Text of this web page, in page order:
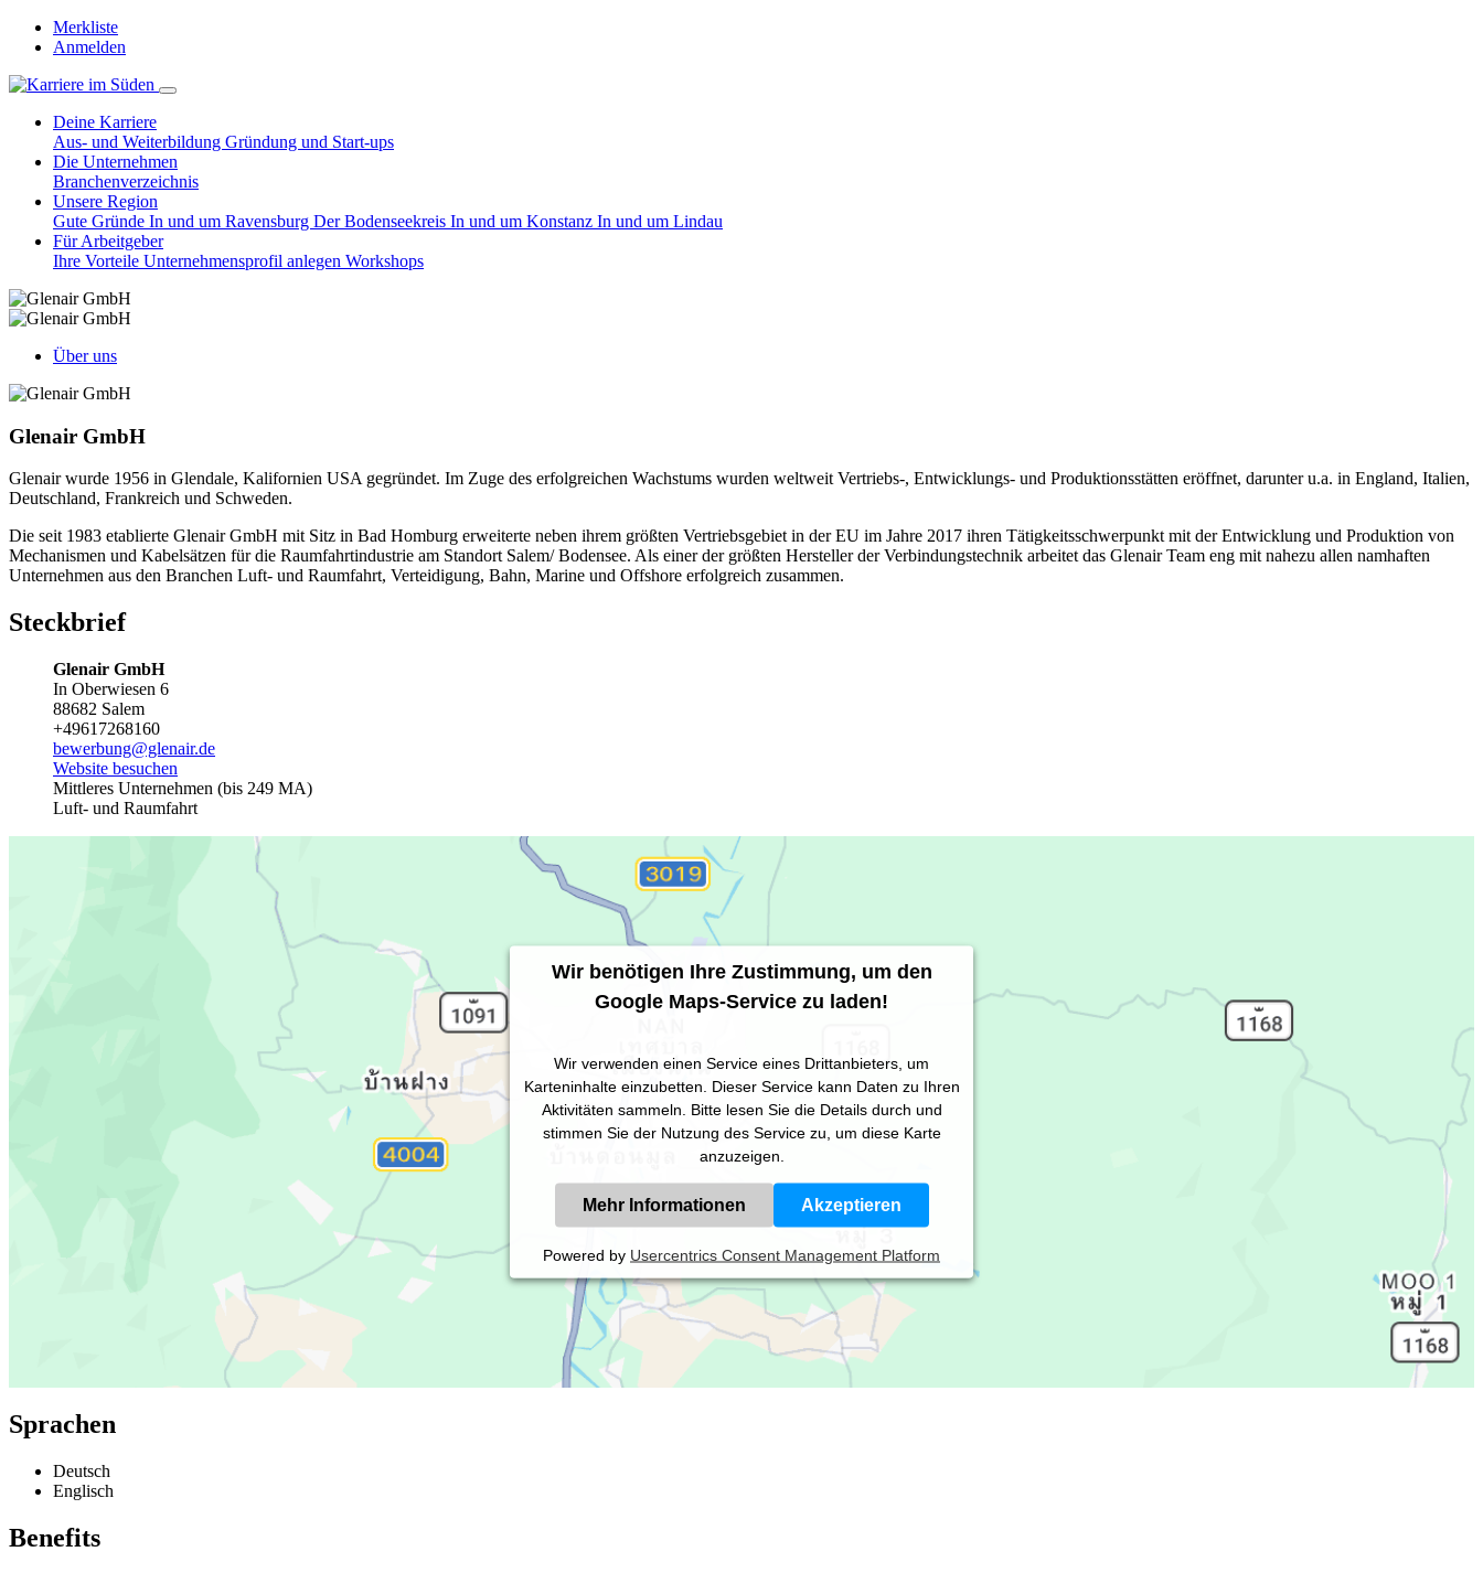
Merkliste
Anmelden
Deine Karriere
Aus- und Weiterbildung Gründung und Start-ups
Die Unternehmen
Branchenverzeichnis
Unsere Region
Gute Gründe In und um Ravensburg Der Bodenseekreis In und um Konstanz In und um Lindau
Für Arbeitgeber
Ihre Vorteile Unternehmensprofil anlegen Workshops
Über uns
Glenair GmbH
Glenair wurde 1956 in Glendale, Kalifornien USA gegründet. Im Zuge des erfolgreichen Wachstums wurden weltweit Vertriebs-, Entwicklungs- und Produktionsstätten eröffnet, darunter u.a. in England, Italien,
Deutschland, Frankreich und Schweden.
Die seit 1983 etablierte Glenair GmbH mit Sitz in Bad Homburg erweiterte neben ihrem größten Vertriebsgebiet in der EU im Jahre 2017 ihren Tätigkeitsschwerpunkt mit der Entwicklung und Produktion von
Mechanismen und Kabelsätzen für die Raumfahrtindustrie am Standort Salem/ Bodensee. Als einer der größten Hersteller der Verbindungstechnik arbeitet das Glenair Team eng mit nahezu allen namhaften
Unternehmen aus den Branchen Luft- und Raumfahrt, Verteidigung, Bahn, Marine und Offshore erfolgreich zusammen.
Steckbrief
Glenair GmbH
In Oberwiesen 6
88682 Salem
+49617268160
bewerbung@glenair.de
Website besuchen
Mittleres Unternehmen (bis 249 MA)
Luft- und Raumfahrt
Wir benötigen Ihre Zustimmung, um den
Google Maps-Service zu laden!
Wir verwenden einen Service eines Drittanbieters, um
Karteninhalte einzubetten. Dieser Service kann Daten zu Ihren
Aktivitäten sammeln. Bitte lesen Sie die Details durch und
stimmen Sie der Nutzung des Service zu, um diese Karte
anzuzeigen.
Mehr Informationen Akzeptieren
Powered by Usercentrics Consent Management Platform
Sprachen
Deutsch
Englisch
Benefits